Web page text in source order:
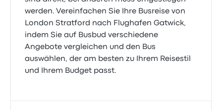
werden. Vereinfachen Sie Ihre Busreise von
London Stratford nach Flughafen Gatwick,
indem Sie auf Busbud verschiedene
Angebote vergleichen und den Bus
auswählen, der am besten zu Ihrem Reisestil
und Ihrem Budget passt.